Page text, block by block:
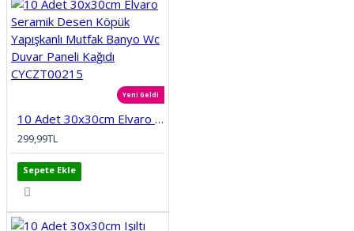
Yeni Geldi
10 Adet 30x30cm Elvaro Seramik Desen Köpük Yapışkanlı Mutfak Banyo Wc Duvar Paneli Kağıdı CYCZT00215
299,99TL
Sepete Ekle